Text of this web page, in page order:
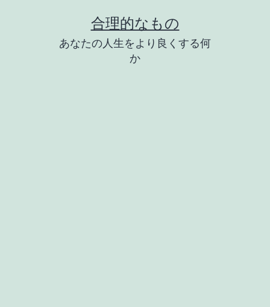
合理的なもの
あなたの人生をより良くする何
か